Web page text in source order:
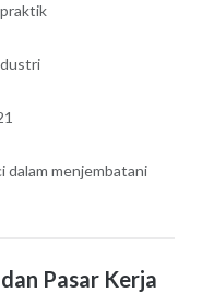
dalam menjembatani
Pasar Kerja